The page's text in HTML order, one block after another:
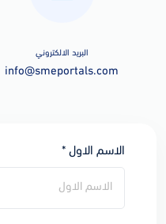
البريد الالكتروني
info@smeportals.com
الاسم الاول *